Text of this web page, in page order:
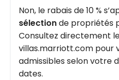
Non, le rabais de 10 %
sélectionde propriétés
Consultez directement
villas.marriott.com pour
admissibles selon votre
dates.